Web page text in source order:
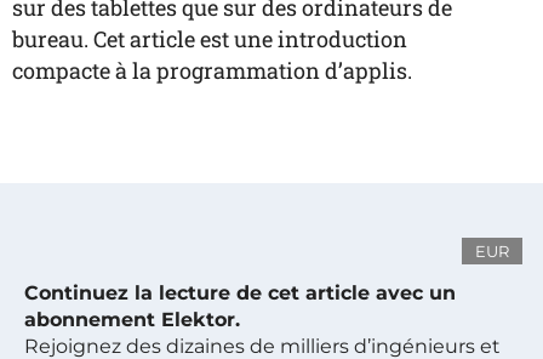
sur des tablettes que sur des ordinateurs de
bureau. Cet article est une introduction
compacte à la programmation d’applis.
EUR
Continuez la lecture de cet article avec un
abonnement Elektor.
Rejoignez des dizaines de milliers d’ingénieurs et